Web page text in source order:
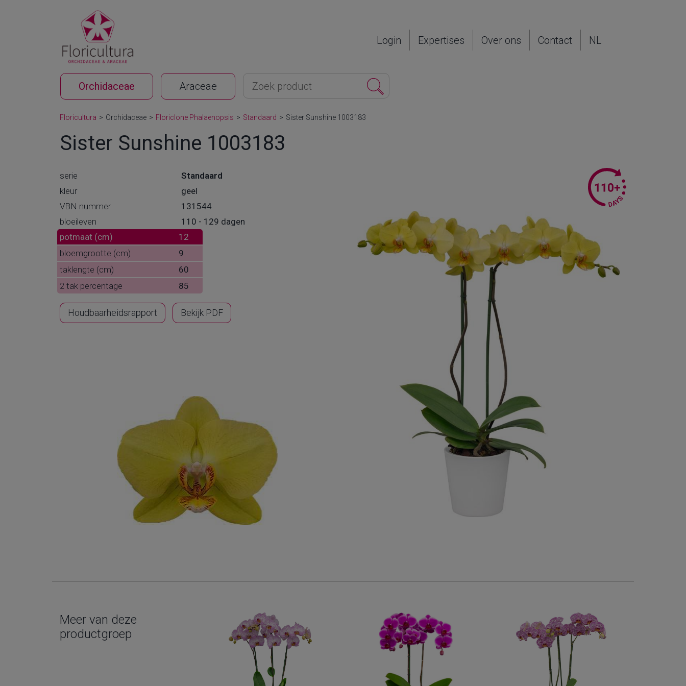
Orchidaceae Araceae
Login Expertises Over ons Contact NL
Floricultura > Orchidaceae > Floriclone Phalaenopsis > Standaard > Sister Sunshine 1003183
Sister Sunshine 1003183
serie
Standaard
kleur
geel
VBN nummer
131544
bloeileven
110 - 129 dagen
potmaat (cm)
12
bloemgrootte (cm)
9
taklengte (cm)
60
2 tak percentage
85
Houdbaarheidsrapport Bekijk PDF
Meer van deze
productgroep